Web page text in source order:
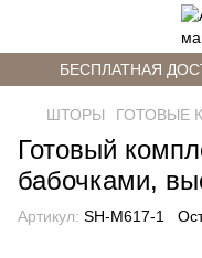
БЕСПЛАТНАЯ
ШТОРЫ ГОТОВЫЕ
Готовый
бабочками,
Артикул: SH-М617-1